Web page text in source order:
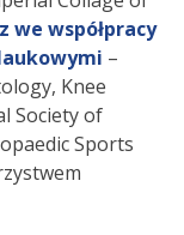
we współpracy
–
Knee
Society of
Sports